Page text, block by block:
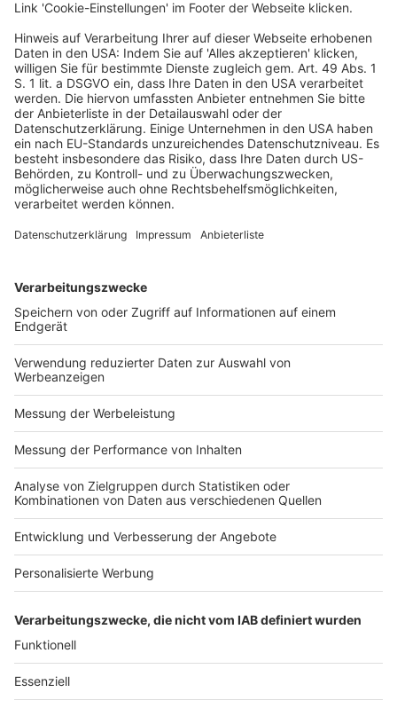
Wartungsarbeiten. „Im Betrieb wird zudem der
Formatwechsel erleichtert“, erklärt ­Huhnen.
„Bei Kalibrierroutinen werden die einzelnen ­Segmente auf
Lücke gefahren, so dass die Formatteile nicht verschmutzt
werden. Kurze Rüstzeiten und geringe Rei­nigungsdauer
ermöglichen so minimierte Stillstands­zeiten und maximale
Produktivität.“ Die Zusammenarbeit zwischen Maschinen-
und Antriebs­spezialisten besteht seit mehr als 25 Jahren und
umfasst die gemeinsame Entwicklung, Auslegung und
Optimierung mechatronischer Antriebssysteme. Unter­
tuatoren, die Nutzung von Auslegungstools sowie Be­gleitung
Implementierung elektronischer Typenschilder für eine
vereinfachte Integration. Das aktuelle Projekt markiert einen
weiteren Schritt in dieser Kooperation und bildet die
Grundlage für künftige Entwicklungen im Bereich präziser,
effizienter und flexibel konfigurierbarer Antriebslösungen.